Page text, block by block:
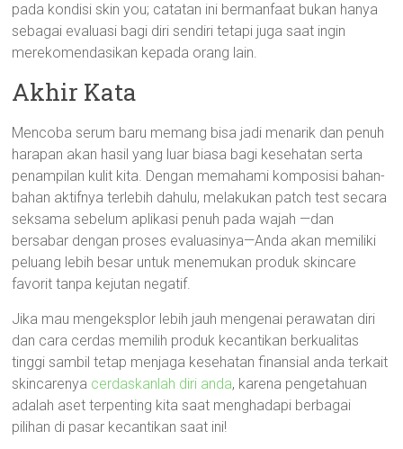
pada kondisi skin you; catatan ini bermanfaat bukan hanya
sebagai evaluasi bagi diri sendiri tetapi juga saat ingin
merekomendasikan kepada orang lain.
Akhir Kata
Mencoba serum baru memang bisa jadi menarik dan penuh
harapan akan hasil yang luar biasa bagi kesehatan serta
penampilan kulit kita. Dengan memahami komposisi bahan-
bahan aktifnya terlebih dahulu, melakukan patch test secara
seksama sebelum aplikasi penuh pada wajah —dan
bersabar dengan proses evaluasinya—Anda akan memiliki
peluang lebih besar untuk menemukan produk skincare
favorit tanpa kejutan negatif.
Jika mau mengeksplor lebih jauh mengenai perawatan diri
dan cara cerdas memilih produk kecantikan berkualitas
tinggi sambil tetap menjaga kesehatan finansial anda terkait
skincarenya cerdaskanlah diri anda, karena pengetahuan
adalah aset terpenting kita saat menghadapi berbagai
pilihan di pasar kecantikan saat ini!